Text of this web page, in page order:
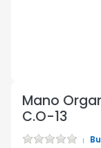
Mano
C.O-13